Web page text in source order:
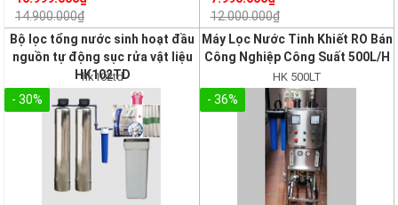
14.900.000₫
12.000.000₫
Bộ lọc tổng nước sinh hoạt đầu
nguồn tự động sục rửa vật liệu
HK102TD
hk102td
- 30%
Máy Lọc Nước Tinh Khiết RO Bán
Công Nghiệp Công Suất 500L/H
HK 500LT
- 36%